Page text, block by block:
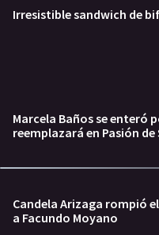
Irresistible sandwich de
Marcela Baños se enteró
reemplazará en Pasión de
Candela Arizaga rompió
a Facundo Moyano